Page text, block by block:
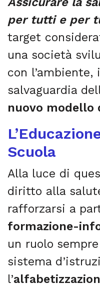
per tutti e per
target
una società
con
salvaguardia
nuovo modello
Scuola
Alla luce di
diritto alla
rafforzarsi a
formazione-
un ruolo
sistema
l’